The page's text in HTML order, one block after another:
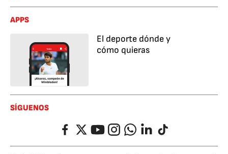
APPS
El deporte dónde y
cómo quieras
SÍGUENOS
FacebookTwitterYouTubeInstagramWhatsappLinkedIn
TikTok